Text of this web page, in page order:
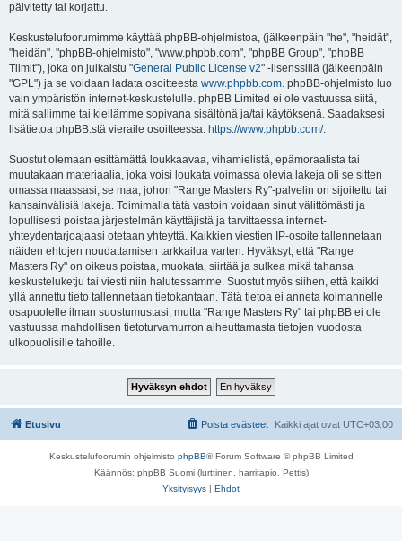
päivitetty tai korjattu.
Keskustelufoorumimme käyttää phpBB-ohjelmistoa, (jälkeenpäin "he", "heidät",
"heidän", "phpBB-ohjelmisto", "www.phpbb.com", "phpBB Group", "phpBB
Tiimit"), joka on julkaistu "General Public License v2" -lisenssillä (jälkeenpäin
"GPL") ja se voidaan ladata osoitteesta www.phpbb.com. phpBB-ohjelmisto luo
vain ympäristön internet-keskustelulle. phpBB Limited ei ole vastuussa siitä,
mitä sallimme tai kiellämme sopivana sisältönä ja/tai käytöksenä. Saadaksesi
lisätietoa phpBB:stä vieraile osoitteessa: https://www.phpbb.com/.
Suostut olemaan esittämättä loukkaavaa, vihamielistä, epämoraalista tai
muutakaan materiaalia, joka voisi loukata voimassa olevia lakeja oli se sitten
omassa maassasi, se maa, johon "Range Masters Ry"-palvelin on sijoitettu tai
kansainvälisiä lakeja. Toimimalla tätä vastoin voidaan sinut välittömästi ja
lopullisesti poistaa järjestelmän käyttäjistä ja tarvittaessa internet-
yhteydentarjoajaasi otetaan yhteyttä. Kaikkien viestien IP-osoite tallennetaan
näiden ehtojen noudattamisen tarkkailua varten. Hyväksyt, että "Range
Masters Ry" on oikeus poistaa, muokata, siirtää ja sulkea mikä tahansa
keskusteluketju tai viesti niin halutessamme. Suostut myös siihen, että kaikki
yllä annettu tieto tallennetaan tietokantaan. Tätä tietoa ei anneta kolmannelle
osapuolelle ilman suostumustasi, mutta "Range Masters Ry" tai phpBB ei ole
vastuussa mahdollisen tietoturvamurron aiheuttamasta tietojen vuodosta
ulkopuolisille tahoille.
Etusivu Kaikki ajat ovat UTC+03:00
Poista evästeet
Keskustelufoorumin ohjelmisto phpBB® Forum Software © phpBB Limited
Käännös: phpBB Suomi (lurttinen, harritapio, Pettis)
Yksityisyys | Ehdot